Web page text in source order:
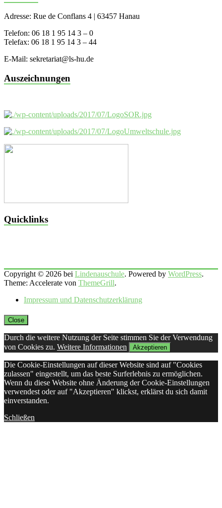
Adresse: Rue de Conflans 4 | 63457 Hanau
Telefon: 06 18 1 95 14 3 – 0
Telefax: 06 18 1 95 14 3 – 44
E-Mail: sekretariat@ls-hu.de
Auszeichnungen
Quicklinks
Copyright © 2026 bei Lindenauschule. Powered by WordPress.
Theme: Accelerate von ThemeGrill.
Impressum und Datenschutzerklärung
Close
Durch die weitere Nutzung der Seite stimmen Sie der Verwendung
von Cookies zu. Weitere Informationen Akzeptieren
Die Cookie-Einstellungen auf dieser Website sind auf "Cookies
zulassen" eingestellt, um das beste Surferlebnis zu ermöglichen.
Wenn du diese Website ohne Änderung der Cookie-Einstellungen
verwendest oder auf "Akzeptieren" klickst, erklärst du sich damit
einverstanden.
Schließen